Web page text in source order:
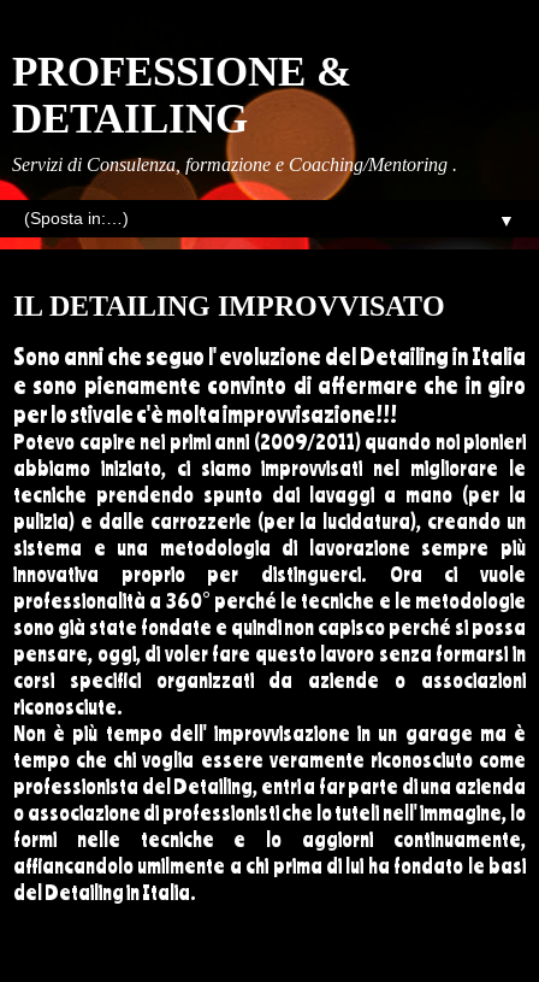
PROFESSIONE &
DETAILING
Servizi di Consulenza, formazione e Coaching/Mentoring .
▼
IL DETAILING IMPROVVISATO
Sono anni che seguo l' evoluzione del Detailing in Italia
e sono pienamente convinto di affermare che in giro
per lo stivale c'è molta improvvisazione!!!
Potevo capire nei primi anni (2009/2011) quando noi pionieri
abbiamo iniziato, ci siamo improvvisati nel migliorare le
tecniche prendendo spunto dai lavaggi a mano (per la
pulizia) e dalle carrozzerie (per la lucidatura), creando un
sistema e una metodologia di lavorazione sempre più
innovativa proprio per distinguerci. Ora ci vuole
professionalità a 360° perché le tecniche e le metodologie
sono già state fondate e quindi non capisco perché si possa
pensare, oggi, di voler fare questo lavoro senza formarsi in
corsi specifici organizzati da aziende o associazioni
riconosciute.
Non è più tempo dell' improvvisazione in un garage ma è
tempo che chi voglia essere veramente riconosciuto come
professionista del Detailing, entri a far parte di una azienda
o associazione di professionisti che lo tuteli nell' immagine, lo
formi nelle tecniche e lo aggiorni continuamente,
affiancandolo umilmente a chi prima di lui ha fondato le basi
del Detailing in Italia.